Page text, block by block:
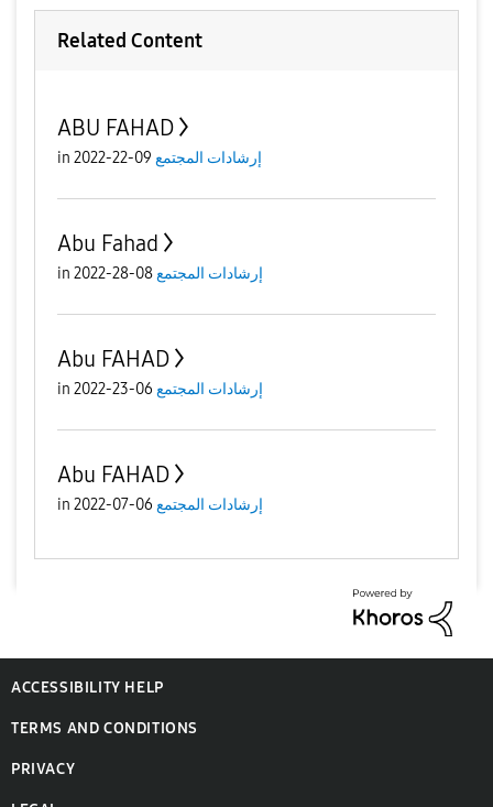
Related Content
ABU FAHAD
in إرشادات المجتمع 09-22-2022
Abu Fahad
in إرشادات المجتمع08-28-2022
Abu FAHAD
in إرشادات المجتمع 06-23-2022
Abu FAHAD
in إرشادات المجتمع 06-07-2022
ACCESSIBILITY HELP
TERMS AND CONDITIONS
PRIVACY